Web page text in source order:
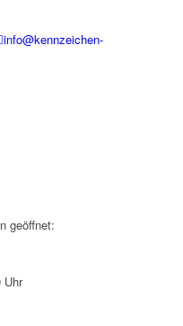
info@kennzeichen-
geöffnet:
Uhr